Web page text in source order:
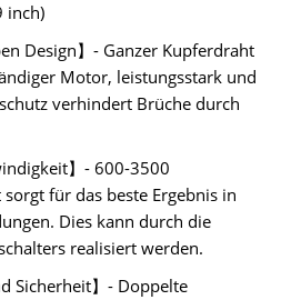
inch)
Design】- Ganzer Kupferdraht
Motor, leistungsstark und
verhindert Brüche durch
】- 600-3500
für das beste Ergebnis in
Dies kann durch die
realisiert werden.
Sicherheit】- Doppelte